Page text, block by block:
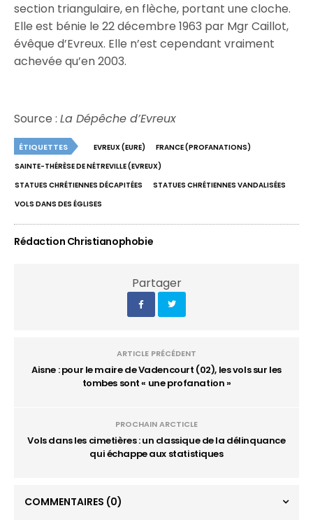
section triangulaire, en flèche, portant une cloche.
Elle est bénie le 22 décembre 1963 par Mgr Caillot,
évêque d’Evreux. Elle n’est cependant vraiment
achevée qu’en 2003.
Source :La Dépêche d’Evreux
ÉTIQUETTES EVREUX (EURE)
FRANCE (PROFANATIONS)
SAINTE-THÉRÈSE DE NÉTREVILLE (EVREUX)
STATUES CHRÉTIENNES DÉCAPITÉES
STATUES CHRÉTIENNES VANDALISÉES
VOLS DANS DES ÉGLISES
Rédaction Christianophobie
Partager
ARTICLE PRÉCÉDENT
Aisne : pour le maire de Vadencourt (02), les vols sur les
tombes sont « une profanation »
PROCHAIN ARCTICLE
Vols dans les cimetières : un classique de la délinquance
qui échappe aux statistiques
COMMENTAIRES (0)